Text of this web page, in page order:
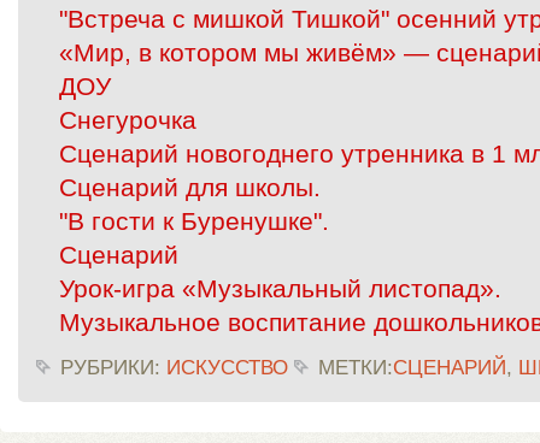
"Встреча с мишкой Тишкой" осенний
«Мир, в котором мы живём» —
ДОУ
Снегурочка
Сценарий новогоднего утренника в 1
Сценарий для школы.
"В гости к Буренушке".
Сценарий
Урок-игра «Музыкальный листопад».
Музыкальное воспитание
РУБРИКИ: ИСКУССТВО МЕТКИ:СЦЕНАРИЙ,